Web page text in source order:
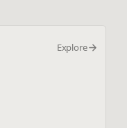
Explore